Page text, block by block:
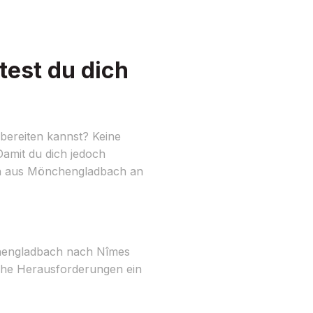
du dich
kannst? Keine
du dich jedoch
Mönchengladbach an
nach Nîmes
Herausforderungen ein